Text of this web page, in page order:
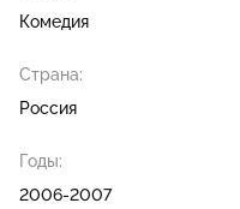
Комедия
Страна:
Россия
Годы:
2006-2007